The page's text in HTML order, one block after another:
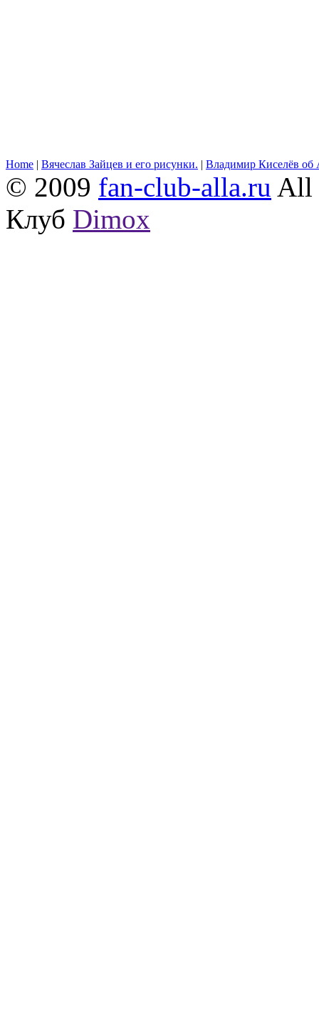
Home | Вячеслав Зайцев и его рисунки. | Владимир Киселёв об
© 2009 fan-club-alla.ru All
Клуб Dimox